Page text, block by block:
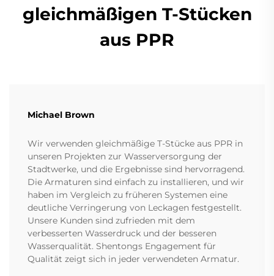
gleichmäßigen T-Stücken
aus PPR
Michael Brown
Wir verwenden gleichmäßige T-Stücke aus PPR in
unseren Projekten zur Wasserversorgung der
Stadtwerke, und die Ergebnisse sind hervorragend.
Die Armaturen sind einfach zu installieren, und wir
haben im Vergleich zu früheren Systemen eine
deutliche Verringerung von Leckagen festgestellt.
Unsere Kunden sind zufrieden mit dem
verbesserten Wasserdruck und der besseren
Wasserqualität. Shentongs Engagement für
Qualität zeigt sich in jeder verwendeten Armatur.